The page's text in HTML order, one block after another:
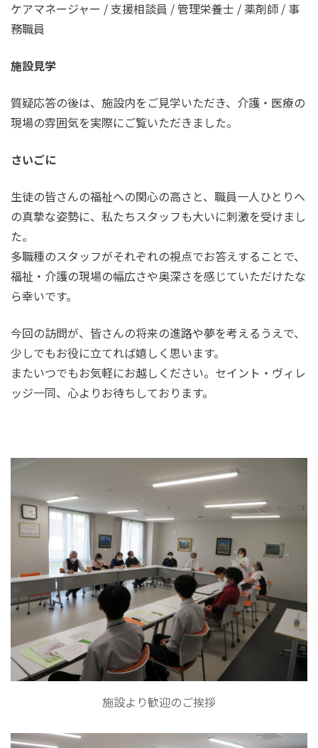
ケアマネージャー / 支援相談員 / 管理栄養士 / 薬剤師 / 事
務職員
施設見学
質疑応答の後は、施設内をご見学いただき、介護・医療の
現場の雰囲気を実際にご覧いただきました。
さいごに
生徒の皆さんの福祉への関心の高さと、職員一人ひとりへ
の真摯な姿勢に、私たちスタッフも大いに刺激を受けまし
た。
多職種のスタッフがそれぞれの視点でお答えすることで、
福祉・介護の現場の幅広さや奥深さを感じていただけたな
ら幸いです。
今回の訪問が、皆さんの将来の進路や夢を考えるうえで、
少しでもお役に立てれば嬉しく思います。
またいつでもお気軽にお越しください。セイント・ヴィレ
ッジ一同、心よりお待ちしております。
施設より歓迎のご挨拶